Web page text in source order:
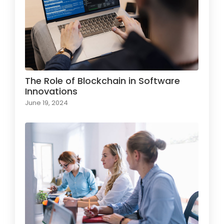
The Role of Blockchain in Software
Innovations
June 19, 2024